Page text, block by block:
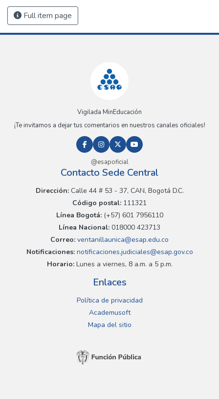
Full item page
Vigilada MinEducación
¡Te invitamos a dejar tus comentarios en nuestros canales oficiales!
@esapoficial
Contacto Sede Central
Dirección:Calle 44 # 53 - 37, CAN, Bogotá D.C.
Código postal: 111321
Línea Bogotá:(+57) 601 7956110
Línea Nacional: 018000 423713
Correo: ventanillaunica@esap.edu.co
Notificaciones:notificaciones.judiciales@esap.gov.co
Horario:Lunes a viernes, 8 a.m. a 5 p.m.
Enlaces
Política de privacidad
Academusoft
Mapa del sitio